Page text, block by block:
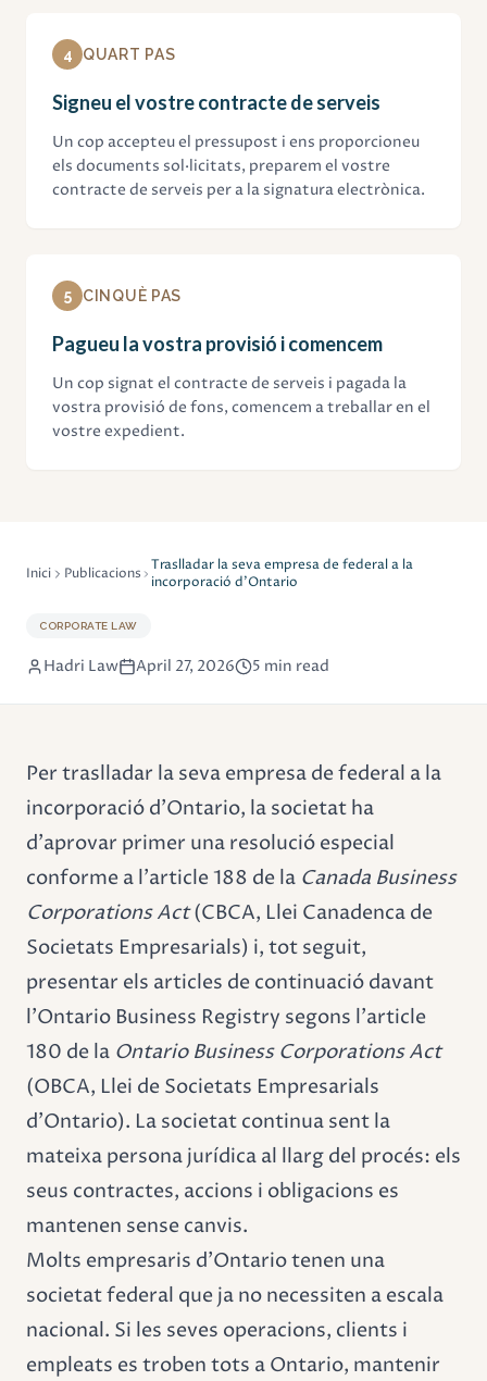
4 QUART PAS
Signeu el vostre contracte de serveis
Un cop accepteu el pressupost i ens proporcioneu
els documents sol·licitats, preparem el vostre
contracte de serveis per a la signatura electrònica.
5 CINQUÈ PAS
Pagueu la vostra provisió i comencem
Un cop signat el contracte de serveis i pagada la
vostra provisió de fons, comencem a treballar en el
vostre expedient.
Inici Publicacions Traslladar la seva empresa de federal a la
incorporació d'Ontario
CORPORATE LAW
Hadri Law April 27, 2026 5 min read
Per traslladar la seva empresa de federal a la
incorporació d'Ontario, la societat ha
d'aprovar primer una resolució especial
conforme a l'article 188 de la Canada Business
Corporations Act(CBCA, Llei Canadenca de
Societats Empresarials) i, tot seguit,
presentar els articles de continuació davant
l'Ontario Business Registry segons l'article
180 de la Ontario Business Corporations Act
(OBCA, Llei de Societats Empresarials
d'Ontario). La societat continua sent la
mateixa persona jurídica al llarg del procés: els
seus contractes, accions i obligacions es
mantenen sense canvis.
Molts empresaris d'Ontario tenen una
societat federal que ja no necessiten a escala
nacional. Si les seves operacions, clients i
empleats es troben tots a Ontario, mantenir